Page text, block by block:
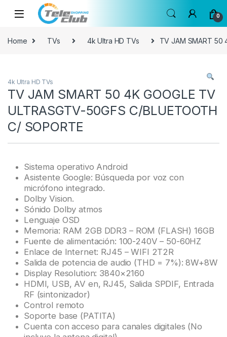
Skip to navigation
Skip to content
0
Home TVs 4k Ultra HD TVs TV JAM SMART 50
4k Ultra HD TVs
TV JAM SMART 50 4K GOOGLE TV
ULTRASGTV-50GFS C/BLUETOOTH
C/ SOPORTE
Sistema operativo Android
Asistente Google: Búsqueda por voz con
micrófono integrado.
Dolby Vision.
Sónido Dolby atmos
Lenguaje OSD
Memoria: RAM 2GB DDR3 – ROM (FLASH) 16GB
Fuente de alimentación: 100-240V – 50-60HZ
Enlace de Internet: RJ45 – WIFI 2T2R
Salida de potencia de audio (THD = 7%): 8W+8W
Display Resolution: 3840×2160
HDMI, USB, AV en, RJ45, Salida SPDIF, Entrada
RF (sintonizador)
Control remoto
Soporte base (PATITA)
Cuenta con acceso para canales digitales (No